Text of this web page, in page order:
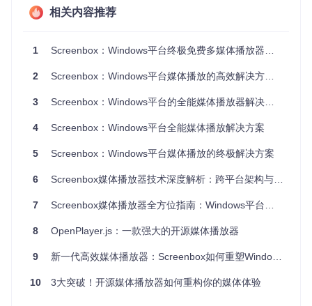
从安装到播放：3分钟快速启动指南
获取应用：通过Microsoft Store搜索"Screenbox"并安装，
x -s winget
：启动应用后，您将看到整洁的主界面，左侧导
航栏清晰展示了各个功能模块
开始播放
：点击"Open files"按钮选择媒体文件，或直接将
多场景应用：Screenbox如何提升您的媒体体验
求：
家庭影院体验：在大屏幕显示器上，Screenbox提供的高清
教育学习辅助：通过画中画模式，您可以一边观看教学视
频，一边在其他应用中做笔记或查阅资料
游戏攻略助手：在Xbox平台上，Screenbox可以作为游戏攻
略视频播放器，帮助您通关复杂游戏关卡
相关内容推荐
1 Screenbox：Windows平台终极免费多媒体播放器解决方案
2 Screenbox：Windows平台媒体播放的高效解决方案——从入门到精通
3 Screenbox：Windows平台的全能媒体播放器解决方案
4 Screenbox：Windows平台全能媒体播放解决方案
5 Screenbox：Windows平台媒体播放的终极解决方案
6 Screenbox媒体播放器技术深度解析：跨平台架构与性能优化实践
7 Screenbox媒体播放器全方位指南：Windows平台高效视频解决方案
8 OpenPlayer.js：一款强大的开源媒体播放器
9 新一代高效媒体播放器：Screenbox如何重塑Windows播放体验
10 3大突破！开源媒体播放器如何重构你的媒体体验